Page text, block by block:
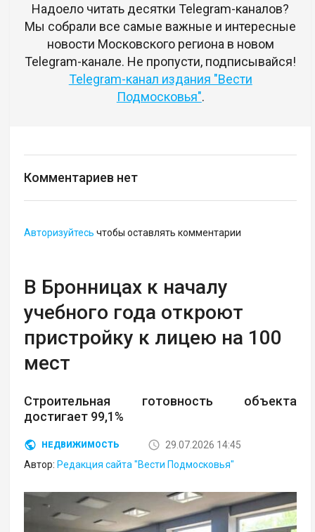
Надоело читать десятки Telegram-каналов?
Мы собрали все самые важные и интересные
новости Московского региона в новом
Telegram-канале. Не пропусти, подписывайся!
Telegram-канал издания "Вести
Подмосковья".
Комментариев нет
Авторизуйтесь чтобы оставлять комментарии
В Бронницах к началу
учебного года откроют
пристройку к лицею на 100
мест
Строительная готовность объекта
достигает 99,1%
НЕДВИЖИМОСТЬ
29.07.2026 14:45
Автор: Редакция сайта "Вести Подмосковья"